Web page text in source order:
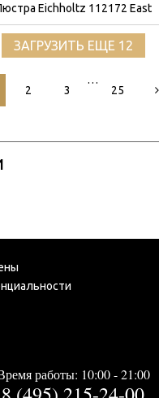
Eichholtz 112172 East
ЗАГРУЗИТЬ ЕЩЕ 12
2 3
…
25
работы: 10:00 - 21:00